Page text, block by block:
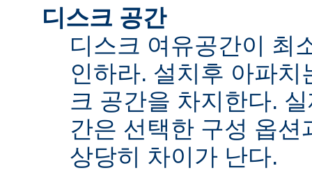
디스크 공간
디스크 여유공간이 최
인하라. 설치후 아파
크 공간을 차지한다.
간은 선택한 구성 옵
상당히 차이가 난다.